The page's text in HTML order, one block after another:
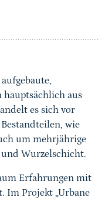
hauptsächlich aus
es sich vor
wie
um mehrjährige
Wurzelschicht.
Erfahrungen mit
Im Projekt „Urbane